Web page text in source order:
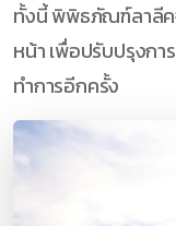
ทั้งนี้ พิพิธภัณฑ์ลาลีค
หน้า เพื่อปรับปรุงก
ทำการอีกครั้ง